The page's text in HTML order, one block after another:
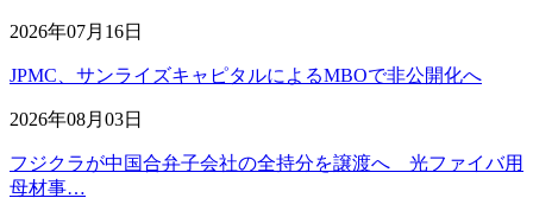
2026年07月16日
JPMC、サンライズキャピタルによるMBOで非公開化へ
2026年08月03日
フジクラが中国合弁子会社の全持分を譲渡へ 光ファイバ用
母材事…